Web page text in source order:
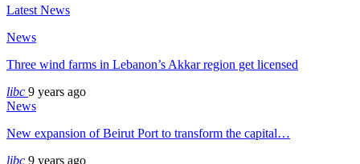
Latest News
News
Three wind farms in Lebanon’s Akkar region get licensed
libc 9 years ago
News
New expansion of Beirut Port to transform the capital…
libc 9 years ago